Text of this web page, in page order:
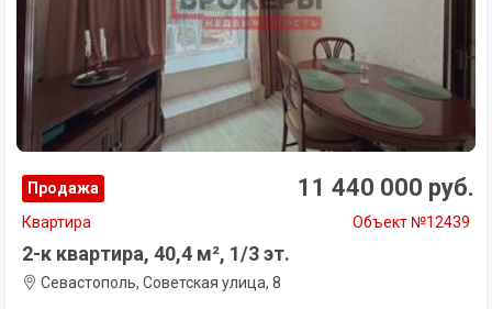
Продажа 11 440 000 руб.
Квартира Объект №12439
2-к квартира, 40,4 м², 1/3 эт.
Севастополь, Советская улица, 8